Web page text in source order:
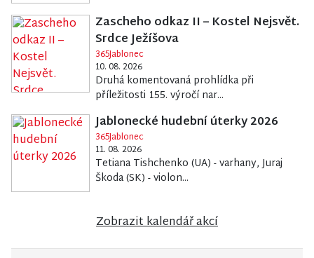
Zascheho odkaz II – Kostel Nejsvět.
Srdce Ježíšova
365Jablonec
10. 08. 2026
Druhá komentovaná prohlídka při
příležitosti 155. výročí nar...
Jablonecké hudební úterky 2026
365Jablonec
11. 08. 2026
Tetiana Tishchenko (UA) - varhany, Juraj
Škoda (SK) - violon...
Zobrazit kalendář akcí